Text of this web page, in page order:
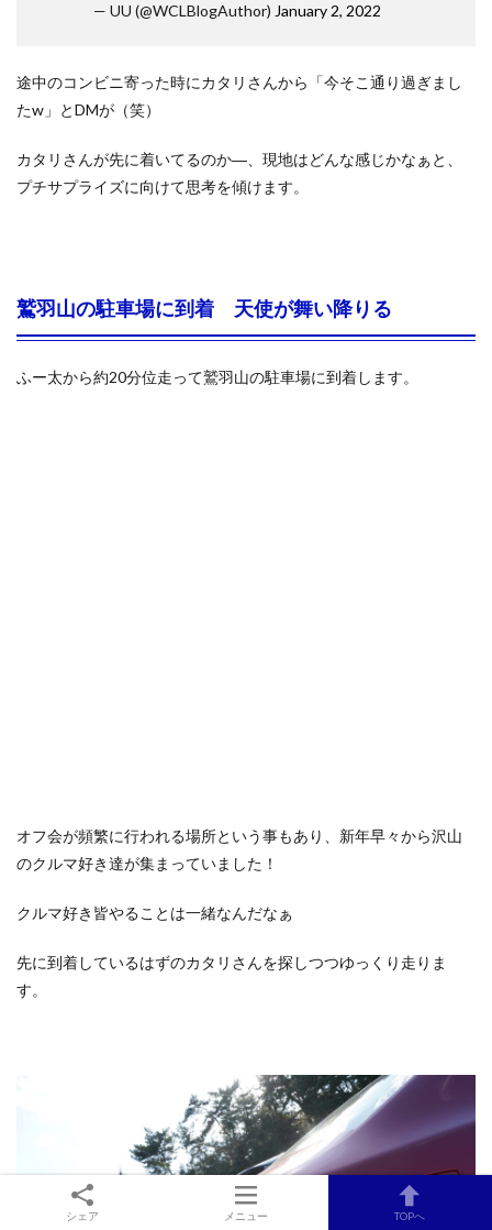
— UU (@WCLBlogAuthor) January 2, 2022
途中のコンビニ寄った時にカタリさんから「今そこ通り過ぎまし
たw」とDMが（笑）
カタリさんが先に着いてるのか―、現地はどんな感じかなぁと、
プチサプライズに向けて思考を傾けます。
鷲羽山の駐車場に到着 天使が舞い降りる
ふー太から約20分位走って鷲羽山の駐車場に到着します。
オフ会が頻繁に行われる場所という事もあり、新年早々から沢山
のクルマ好き達が集まっていました！
クルマ好き皆やることは一緒なんだなぁ
先に到着しているはずのカタリさんを探しつつゆっくり走りま
す。
シェア メニュー TOPへ